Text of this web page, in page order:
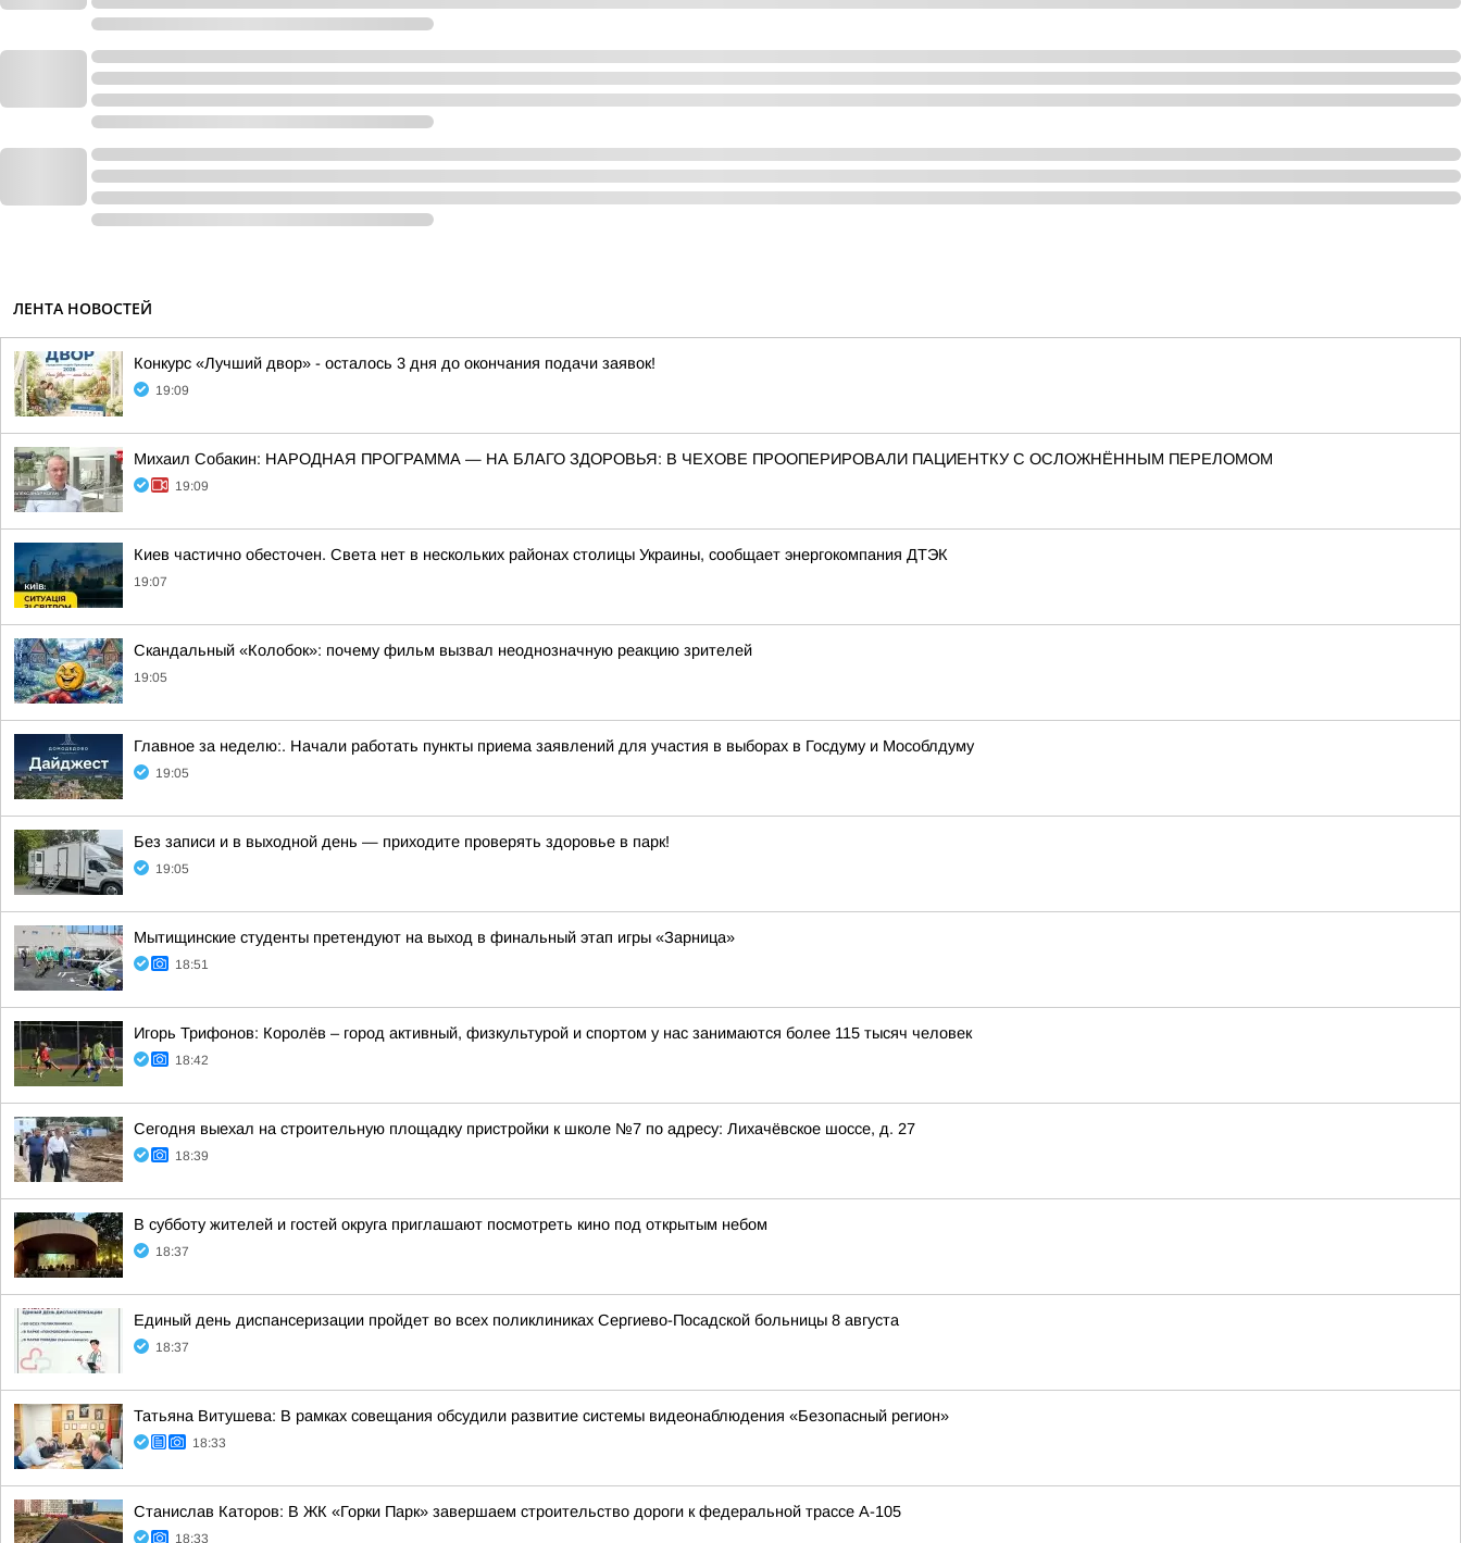
ЛЕНТА НОВОСТЕЙ
Конкурс «Лучший двор» - осталось 3 дня до окончания подачи заявок!
19:09
Михаил Собакин: НАРОДНАЯ ПРОГРАММА — НА БЛАГО ЗДОРОВЬЯ: В ЧЕХОВЕ ПРООПЕРИРОВАЛИ ПАЦИЕНТКУ С ОСЛОЖНЁННЫМ ПЕРЕЛОМОМ
19:09
Киев частично обесточен. Света нет в нескольких районах столицы Украины, сообщает энергокомпания ДТЭК
19:07
Скандальный «Колобок»: почему фильм вызвал неоднозначную реакцию зрителей
19:05
Главное за неделю:. Начали работать пункты приема заявлений для участия в выборах в Госдуму и Мособлдуму
19:05
Без записи и в выходной день — приходите проверять здоровье в парк!
19:05
Мытищинские студенты претендуют на выход в финальный этап игры «Зарница»
18:51
Игорь Трифонов: Королёв – город активный, физкультурой и спортом у нас занимаются более 115 тысяч человек
18:42
Сегодня выехал на строительную площадку пристройки к школе №7 по адресу: Лихачёвское шоссе, д. 27
18:39
В субботу жителей и гостей округа приглашают посмотреть кино под открытым небом
18:37
Единый день диспансеризации пройдет во всех поликлиниках Сергиево-Посадской больницы 8 августа
18:37
Татьяна Витушева: В рамках совещания обсудили развитие системы видеонаблюдения «Безопасный регион»
18:33
Станислав Каторов: В ЖК «Горки Парк» завершаем строительство дороги к федеральной трассе А-105
18:33